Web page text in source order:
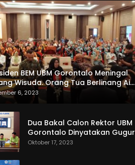
BEM UBM Gorontalo Meningal
Wisuda. Orang Tua Berlinang Air
Menerima SKL dan Pemasangan
6, 2023
Dua Bakal Calon Rektor UBM
Gorontalo Dinyatakan Gugur
Oktober 17, 2023